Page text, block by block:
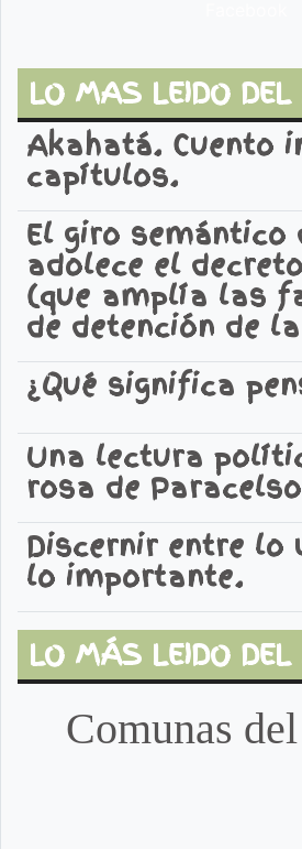
LO MAS LEIDO
Akahatá. Cuento
capítulos.
El giro semántico
adolece el decreto
(que amplía las
de detención de la
¿Qué significa
Una lectura
rosa de
Discernir entre lo
lo importante.
LO MÁS LEIDO DEL
Comunas